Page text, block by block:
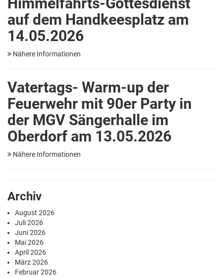
auf dem Handkeesplatz am
14.05.2026
Nähere Informationen
Vatertags- Warm-up der
Feuerwehr mit 90er Party in
der MGV Sängerhalle im
Oberdorf am 13.05.2026
Nähere Informationen
Archiv
August 2026
Juli 2026
Juni 2026
Mai 2026
April 2026
März 2026
Februar 2026